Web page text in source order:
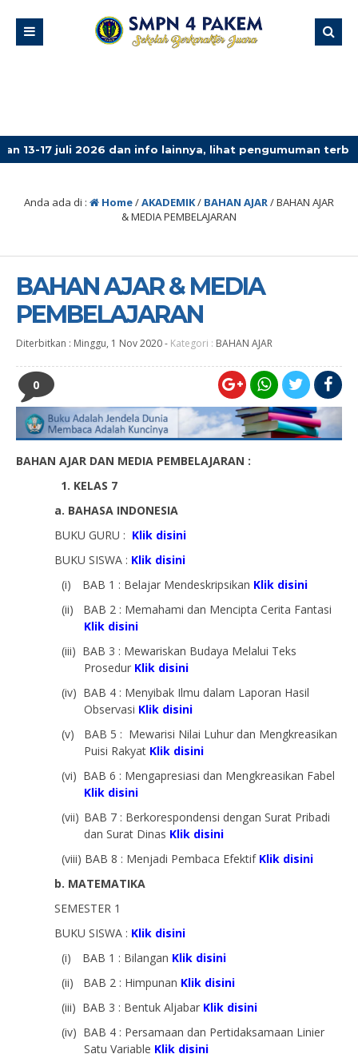
dan info lainnya, lihat pengumuman terbaru! 3
Anda ada di : Home/AKADEMIK/ BAHAN AJAR/BAHAN AJAR
& MEDIA PEMBELAJARAN
BAHAN AJAR & MEDIA
PEMBELAJARAN
Diterbitkan : Minggu, 1 Nov 2020- Kategori : BAHAN AJAR
0
BAHAN AJAR DAN MEDIA PEMBELAJARAN :
1. KELAS 7
a. BAHASA INDONESIA
BUKU GURU : Klik disini
BUKU SISWA : Klik disini
(i)
BAB 1 : Belajar Mendeskripsikan Klik disini
(ii)
BAB 2 : Memahami dan Mencipta Cerita Fantasi
Klik disini
(iii) BAB 3 : Mewariskan Budaya Melalui Teks
Prosedur Klik disini
(iv) BAB 4 : Menyibak Ilmu dalam Laporan Hasil
Observasi Klik disini
(v)
BAB 5 : Mewarisi Nilai Luhur dan Mengkreasikan
Puisi Rakyat Klik disini
(vi) BAB 6 : Mengapresiasi dan Mengkreasikan Fabel
Klik disini
(vii) BAB 7 : Berkorespondensi dengan Surat Pribadi
dan Surat Dinas Klik disini
(viii) BAB 8 : Menjadi Pembaca Efektif Klik disini
b. MATEMATIKA
SEMESTER 1
BUKU SISWA : Klik disini
(i)
BAB 1 : Bilangan Klik disini
(ii)
BAB 2 : Himpunan Klik disini
(iii) BAB 3 : Bentuk Aljabar Klik disini
(iv) BAB 4 : Persamaan dan Pertidaksamaan Linier
Satu Variable Klik disini